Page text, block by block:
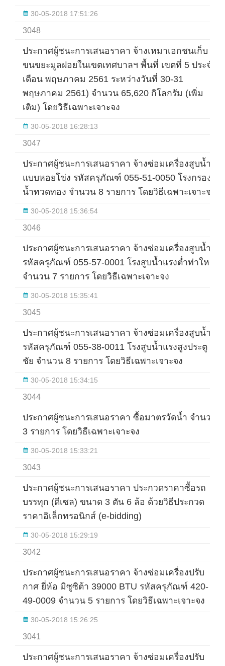
30-05-2018 17:51:26
3048
ประกาศผู้ชนะการเสนอราคา จ้างเหมาเอกชนเก็บ
ขนขยะมูลฝอยในเขตเทศบาลฯ พื้นที่ เขตที่ 5 ประจำ
เดือน พฤษภาคม 2561 ระหว่างวันที่ 30-31
พฤษภาคม 2561) จำนวน 65,620 กิโลกรัม (เพิ่ม
เติม) โดยวิธีเฉพาะเจาะจง
30-05-2018 16:28:13
3047
ประกาศผู้ชนะการเสนอราคา จ้างซ่อมเครื่องสูบน้ำ
แบบหอยโข่ง รหัสครุภัณฑ์ 055-51-0050 โรงกรอง
น้ำทวดทอง จำนวน 8 รายการ โดยวิธีเฉพาะเจาะจง
30-05-2018 15:36:54
3046
ประกาศผู้ชนะการเสนอราคา จ้างซ่อมเครื่องสูบน้ำ
รหัสครุภัณฑ์ 055-57-0001 โรงสูบน้ำแรงต่ำท่าใหญ่
จำนวน 7 รายการ โดยวิธีเฉพาะเจาะจง
30-05-2018 15:35:41
3045
ประกาศผู้ชนะการเสนอราคา จ้างซ่อมเครื่องสูบน้ำ
รหัสครุภัณฑ์ 055-38-0011 โรงสูบน้ำแรงสูงประตู
ชัย จำนวน 8 รายการ โดยวิธีเฉพาะเจาะจง
30-05-2018 15:34:15
3044
ประกาศผู้ชนะการเสนอราคา ซื้อมาตรวัดน้ำ จำนวน
3 รายการ โดยวิธีเฉพาะเจาะจง
30-05-2018 15:33:21
3043
ประกาศผู้ชนะการเสนอราคา ประกวดราคาซื้อรถ
บรรทุก (ดีเซล) ขนาด 3 ตัน 6 ล้อ ด้วยวิธีประกวด
ราคาอิเล็กทรอนิกส์ (e-bidding)
30-05-2018 15:29:19
3042
ประกาศผู้ชนะการเสนอราคา จ้างซ่อมเครื่องปรับ
กาศ ยี่ห้อ มิซูซิต้า 39000 BTU รหัสครุภัณฑ์ 420-
49-0009 จำนวน 5 รายการ โดยวิธีเฉพาะเจาะจง
30-05-2018 15:26:25
3041
ประกาศผู้ชนะการเสนอราคา จ้างซ่อมเครื่องปรับ